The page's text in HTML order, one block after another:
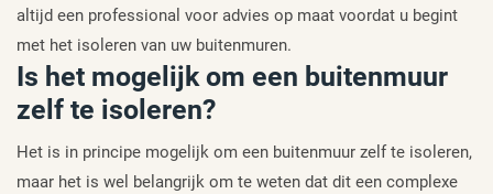
altijd een professional voor advies op maat voordat u begint
met het isoleren van uw buitenmuren.
Is het mogelijk om een buitenmuur
zelf te isoleren?
Het is in principe mogelijk om een buitenmuur zelf te isoleren,
maar het is wel belangrijk om te weten dat dit een complexe